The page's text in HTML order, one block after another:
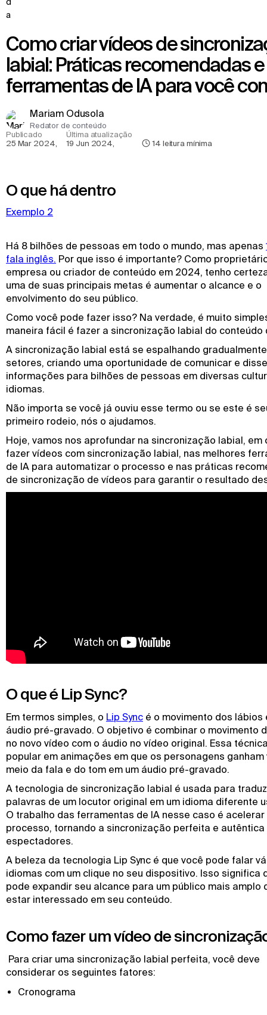
Como criar vídeos de sincronização
labial: Práticas recomendadas e
ferramentas de IA para você
Mariam Odusola
Redator de conteúdo
Publicado
25 Mar 2024,
Última atualização
19 Jun 2024, 14 leitura mínima
O que há dentro
Exemplo 2
Há 8 bilhões de pessoas em todo o mundo, mas apenas
fala inglês. Por que isso é importante? Como
empresa ou criador de conteúdo em 2024, tenho
uma de suas principais metas é aumentar o alcance e o
envolvimento do seu público.
Como você pode fazer isso? Na verdade, é muito
maneira fácil é fazer a sincronização labial do conteúdo
A sincronização labial está se espalhando
setores, criando uma oportunidade de comunicar e
informações para bilhões de pessoas em diversas
idiomas.
Não importa se você já ouviu esse termo ou se este é
primeiro rodeio, nós o ajudamos.
Hoje, vamos nos aprofundar na sincronização labial, em
fazer vídeos com sincronização labial, nas melhores
de IA para automatizar o processo e nas práticas
de sincronização de vídeos para garantir o resultado
O que é Lip Sync?
Em termos simples, o Lip Sync é o movimento dos lábios
áudio pré-gravado. O objetivo é combinar o movimento
no novo vídeo com o áudio no vídeo original. Essa
popular em animações em que os personagens ganham
meio da fala e do tom em um áudio pré-gravado.
A tecnologia de sincronização labial é usada para
palavras de um locutor original em um idioma diferente
O trabalho das ferramentas de IA nesse caso é acelerar
processo, tornando a sincronização perfeita e autêntica
espectadores.
A beleza da tecnologia Lip Sync é que você pode falar
idiomas com um clique no seu dispositivo. Isso significa
pode expandir seu alcance para um público mais amplo
estar interessado em seu conteúdo.
Como fazer um vídeo de
Para criar uma sincronização labial perfeita, você deve
considerar os seguintes fatores:
Cronograma